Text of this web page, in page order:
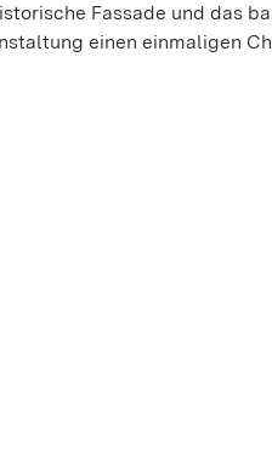
Fassade und das
einen einmaligen